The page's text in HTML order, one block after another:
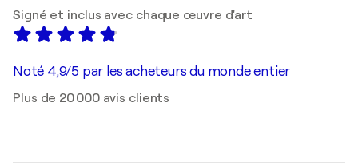
Signé et inclus avec chaque œuvre d'art
Noté 4,9/5 par les acheteurs du monde entier
Plus de 20 000 avis clients